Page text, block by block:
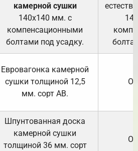
камерной сушки
140х140 мм. с
компенсационными
болтами под усадку.
Евровагонка камерной
сушки толщиной 12,5
мм. сорт АВ.
Шпунтованная доска
камерной сушки
толщиной 36 мм. сорт